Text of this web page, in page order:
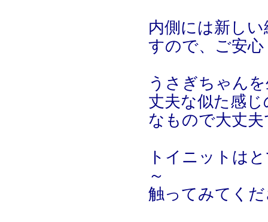
内側には新し
すので、ご安
うさぎちゃん
丈夫な似た感
なもので大丈
トイニットは
～
触ってみてく